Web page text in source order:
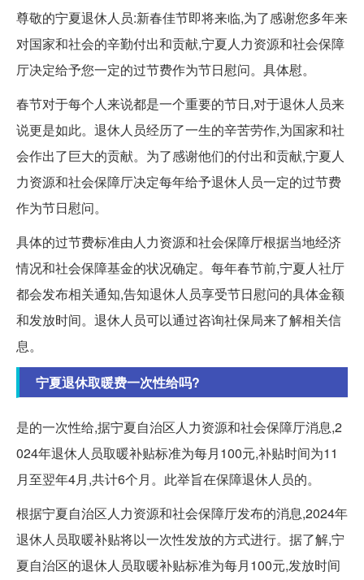
尊敬的宁夏退休人员:新春佳节即将来临,为了感谢您多年来
对国家和社会的辛勤付出和贡献,宁夏人力资源和社会保障
厅决定给予您一定的过节费作为节日慰问。具体慰。
春节对于每个人来说都是一个重要的节日,对于退休人员来
说更是如此。退休人员经历了一生的辛苦劳作,为国家和社
会作出了巨大的贡献。为了感谢他们的付出和贡献,宁夏人
力资源和社会保障厅决定每年给予退休人员一定的过节费
作为节日慰问。
具体的过节费标准由人力资源和社会保障厅根据当地经济
情况和社会保障基金的状况确定。每年春节前,宁夏人社厅
都会发布相关通知,告知退休人员享受节日慰问的具体金额
和发放时间。退休人员可以通过咨询社保局来了解相关信
息。
宁夏退休取暖费一次性给吗?
是的一次性给,据宁夏自治区人力资源和社会保障厅消息,2
024年退休人员取暖补贴标准为每月100元,补贴时间为11
月至翌年4月,共计6个月。此举旨在保障退休人员的。
根据宁夏自治区人力资源和社会保障厅发布的消息,2024年
退休人员取暖补贴将以一次性发放的方式进行。据了解,宁
夏自治区的退休人员取暖补贴标准为每月100元,发放时间